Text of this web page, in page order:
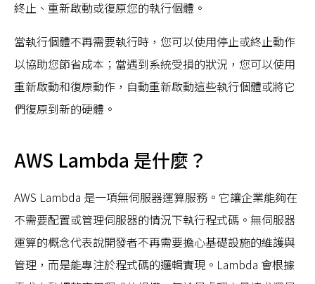
終止、重新啟動或復原您的執行個體。
當執行個體不再需要執行時，您可以使用停止或終止動作
以協助您節省成本；當遇到系統受損的狀況，您可以使用
重新啟動和復原動作，自動重新啟動這些執行個體或將它
們復原到新的硬體。
AWS Lambda 是什麼？
AWS Lambda 是一項無伺服器運算服務。它讓企業能夠在
不需要配置或管理伺服器的情況下執行程式碼。無伺服器
運算的概念代表說開發者不再需要擔心基礎設施的維護與
管理，而是能專注於程式碼的邏輯實現。Lambda 會根據